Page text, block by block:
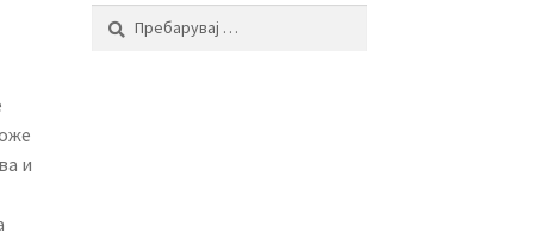
и
Пребарувај